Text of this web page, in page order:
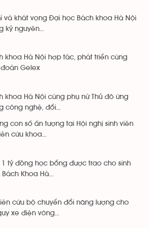
và khát vọng Đại học Bách khoa Hà Nội
kỷ nguyên...
khoa Hà Nội hợp tác, phát triển cùng
đoàn Gelex
khoa Hà Nội cùng phụ nữ Thủ đô ứng
công nghệ, đổi...
con số ấn tượng tại Hội nghị sinh viên
cứu khoa...
1 tỷ đồng học bổng được trao cho sinh
Bách Khoa Hà...
cứu bộ chuyển đổi năng lượng cho
xe điện vòng...